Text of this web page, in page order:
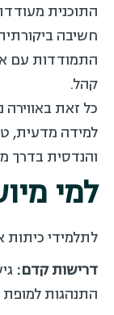
התוכנית
חשיבה
התמודדות עם
קהל.
כל זאת
למידה מדעית,
והנדסית בדרך
למי
לתלמידי
דרישות קדם:
התנהגות